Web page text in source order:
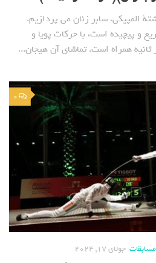
المپیکی، سابر زنان می پردازیم.
و پیچیده است، با حرکات پویا و
همراه است. تماشای آن هیجان...
0
جولای 17, 2024